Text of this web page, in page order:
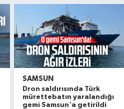
SAMSUN
Dron saldırısında Türk
mürettebatın yaralandığı
gemi Samsun'a getirildi